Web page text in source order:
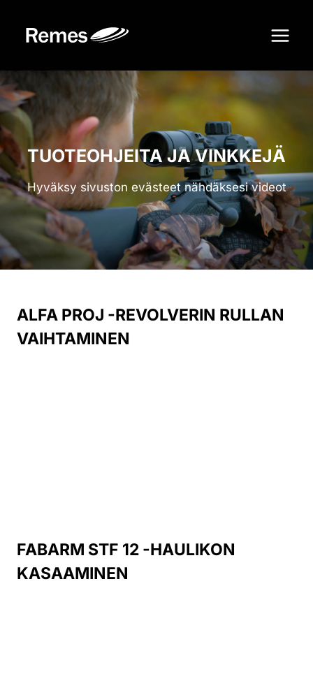
sisältöön
TUOTEOHJEITA JA VINKKEJÄ
Hyväksy sivuston evästeet nähdäksesi videot
ALFA PROJ -REVOLVERIN RULLAN
VAIHTAMINEN
FABARM STF 12 -HAULIKON
KASAAMINEN